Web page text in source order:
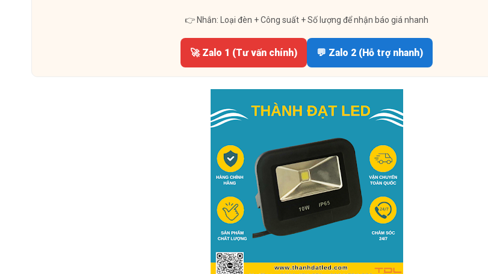
👉 Nhắn: Loại đèn + Công suất + Số lượng để nhận báo giá nhanh
🚀 Zalo 1 (Tư vấn chính) 💬 Zalo 2 (Hỗ trợ nhanh)